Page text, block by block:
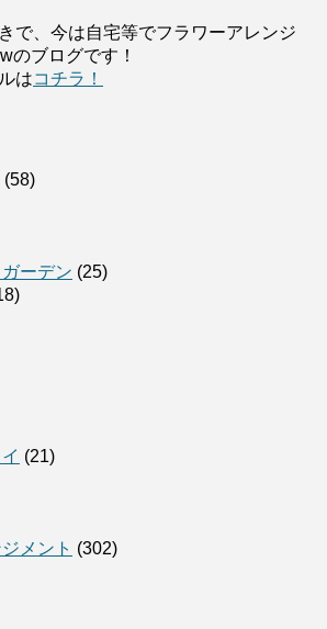
で、今は自宅等でフラワーアレンジ
のブログです！
はコチラ！
(58)
ーデン (25)
(21)
メント (302)